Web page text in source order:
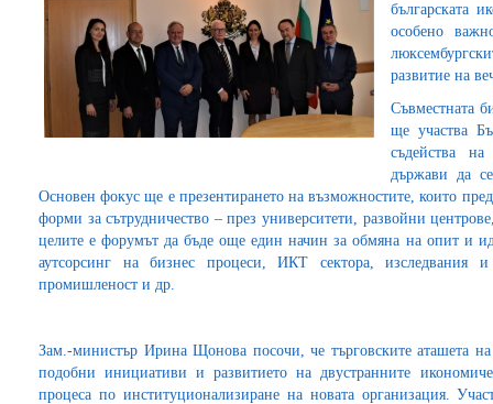
българската
особено
развитие на
Съвместната
ще участва
съдейства
държави да
Основен фокус ще е презентирането на възможностите, които
форми за сътрудничество – през университети, развойни
целите е форумът да бъде още един начин за обмяна на опит и
аутсорсинг на бизнес процеси, ИКТ сектора, изследвания
промишленост и др.
Зам.-министър Ирина Щонова посочи, че търговските аташета
подобни инициативи и развитието на двустранните
процеса по институционализиране на новата организация.